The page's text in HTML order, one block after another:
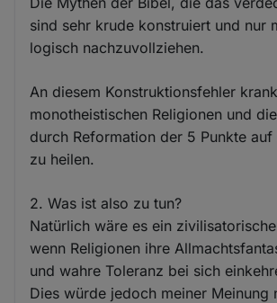
sind sehr krude konstruiert und nur
logisch nachzuvollziehen.
An diesem Konstruktionsfehler
monotheistischen Religionen und
durch Reformation der 5 Punkte auf
zu heilen.
2. Was ist also zu tun?
Natürlich wäre es ein
wenn Religionen ihre
und wahre Toleranz bei sich
Dies würde jedoch meiner Meinung